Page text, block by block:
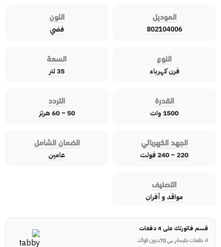
الموديل
802104006
اللون
فضي
النوع
فرن كهرباء
السعة
35 لتر
القدرة
1500 وات
التردد
50 – 60 هرتز
الجهد الكهربائي
220 – 240 فولت
الضمان الشامل
عامين
التصنيف
مواقد و أفران
قسم فاتورتك على 4 دفعات
4 دفعات بقيمة
ر.س70 بدون فوائد